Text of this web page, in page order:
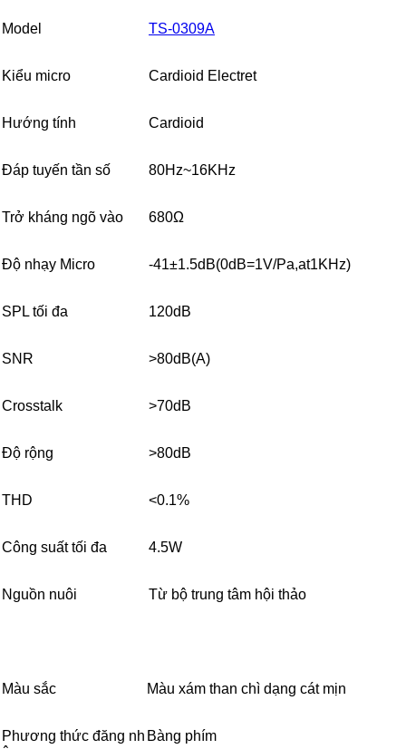
Model TS-0309A
Kiểu micro Cardioid Electret
Hướng tính Cardioid
Đáp tuyến tần số 80Hz~16KHz
Trở kháng ngõ vào 680Ω
Độ nhạy Micro -41±1.5dB(0dB=1V/Pa,at1KHz)
SPL tối đa 120dB
SNR >80dB(A)
Crosstalk >70dB
Độ rộng >80dB
THD <0.1%
Công suất tối đa 4.5W
Nguồn nuôi Từ bộ trung tâm hội thảo
Màu sắc Màu xám than chì dạng cát mịn
Phương thức đăng nh Bàng phím